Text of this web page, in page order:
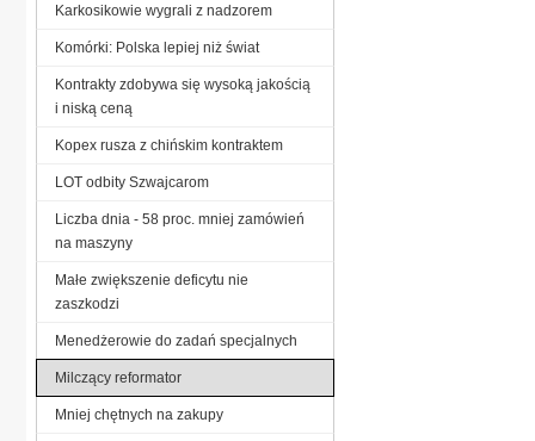
Karkosikowie wygrali z nadzorem
Komórki: Polska lepiej niż świat
Kontrakty zdobywa się wysoką jakością
i niską ceną
Kopex rusza z chińskim kontraktem
LOT odbity Szwajcarom
Liczba dnia - 58 proc. mniej zamówień
na maszyny
Małe zwiększenie deficytu nie
zaszkodzi
Menedżerowie do zadań specjalnych
Milczący reformator
Mniej chętnych na zakupy